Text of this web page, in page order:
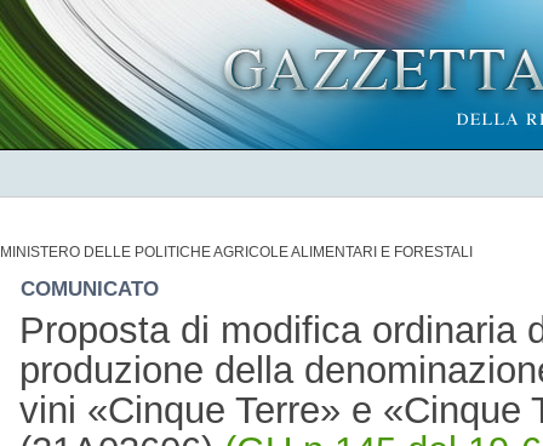
MINISTERO DELLE POLITICHE AGRICOLE ALIMENTARI E FORESTALI
COMUNICATO
Proposta di modifica ordinaria
produzione della
vini «Cinque Terre» e «Cinque